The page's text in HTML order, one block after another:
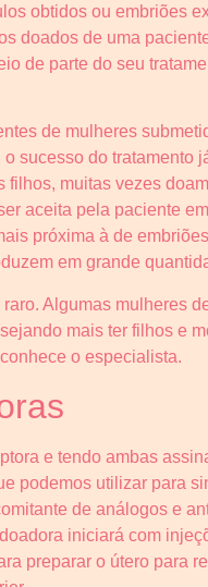
obtidos ou embriões
doados de uma
de parte do seu
de mulheres
sucesso do
muitas vezes
aceita pela paciente
próxima à de
em grande
Algumas mulheres
mais ter filhos e
o especialista.
e tendo ambas
podemos utilizar para
de análogos e
iniciará com
preparar o útero para